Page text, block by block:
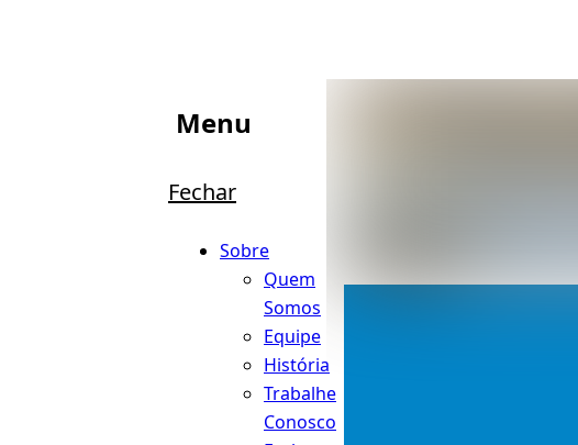
Menu
Fechar
Sobre
Quem
Somos
Equipe
História
Trabalhe
Conosco